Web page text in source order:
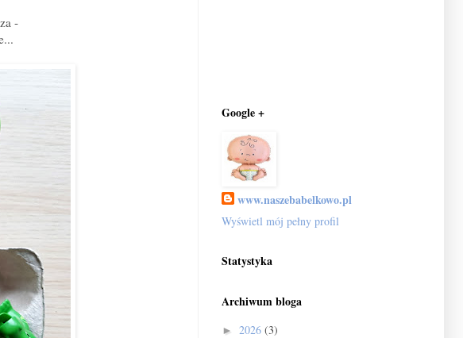
-
Google +
www.naszebabelkowo.pl
Wyświetl mój pełny profil
Statystyka
Archiwum bloga
► 2026 (3)